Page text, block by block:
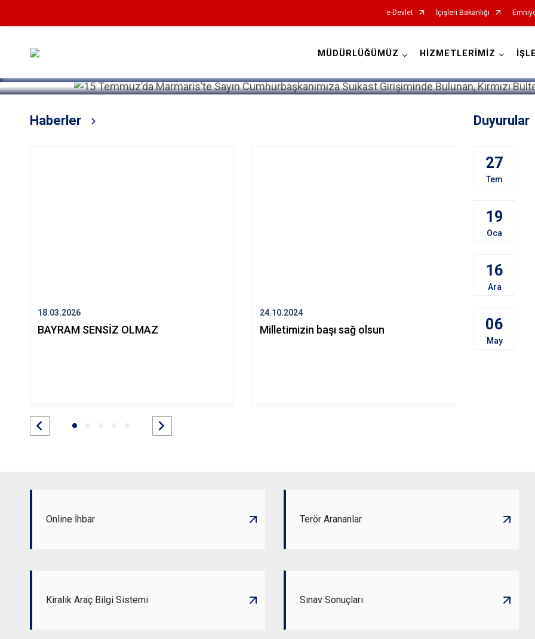
e-Devlet İçişleri Bakanlığı
MÜDÜRLÜĞÜMÜZ HİZMETLERİMİZ
Haberler
18.03.2026
BAYRAM SENSİZ OLMAZ
24.10.2024
Milletimizin başı sağ olsun
Mücadele
Duyurular
27
Tem
19
Oca
16
Ara
06
May
Online İhbar Terör Arananlar
Kiralık Araç Bilgi Sistemi Sınav Sonuçları